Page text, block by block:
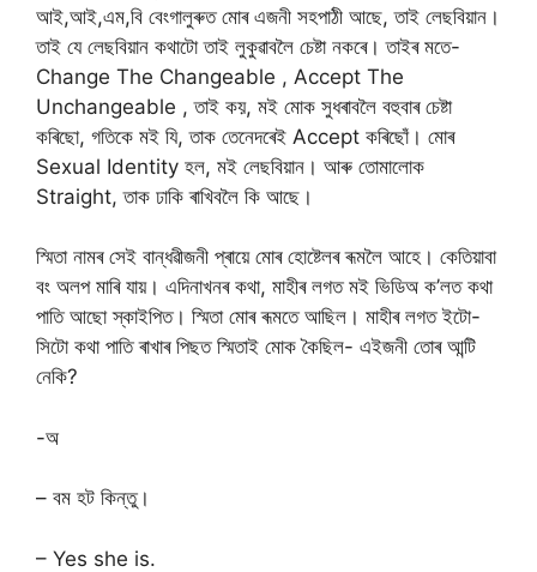
আই,আই,এম,বি বে‌ংগালুৰুত মোৰ এজনী সহপাঠী আছে, তাই লেছবিয়ান।
তাই যে লেছবিয়ান কথাটো তাই লুকুৱাবলৈ চেষ্টা নকৰে। তাইৰ মতে-
Change The Changeable , Accept The
Unchangeable , তাই কয়, মই মোক সুধৰাবলৈ বহুবাৰ চেষ্টা
কৰিছো, গতিকে মই যি, তাক তেনেদৰেই Accept কৰিছোঁ। মোৰ
Sexual Identity হল, মই লেছবিয়ান। আৰু তোমালোক
Straight, তাক ঢাকি ৰাখিবলৈ কি আছে।
স্মিতা নামৰ সেই বান্ধৱীজনী প্ৰায়ে মোৰ হোষ্টেলৰ ৰূমলৈ আহে। কেতিয়াবা
বং অলপ মাৰি যায়। এদিনাখনৰ কথা, মাহীৰ লগত মই ভিডিঅ ক’লত কথা
পাতি আছো স্কাইপিত। স্মিতা মোৰ ৰূমতে আছিল। মাহীৰ লগত ইটো-
সিটো কথা পাতি ৰাখাৰ পিছত স্মিতাই মোক কৈছিল- এইজনী তোৰ আন্টি
নেকি?
-অ
– বম হট কিন্তু।
– Yes she is.